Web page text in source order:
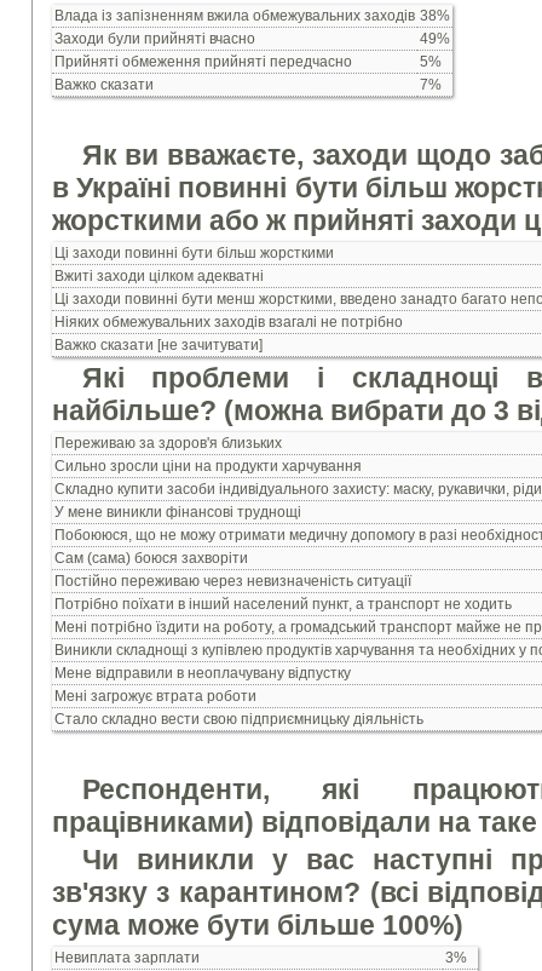
Влада із запізненням вжила обмежувальних заходів 38%
Заходи були прийняті вчасно
49%
Прийняті обмеження прийняті передчасно
5%
Важко сказати
7%
Як ви вважаєте, заходи щодо
в Україні повинні бути більш
жорсткими або ж прийняті заходи
Ці заходи повинні бути більш жорсткими
Вжиті заходи цілком адекватні
Ці заходи повинні бути менш жорсткими, введено занадто багато
Ніяких обмежувальних заходів взагалі не потрібно
Важко сказати [не зачитувати]
Які проблеми і складнощі
найбільше? (можна вибрати до 3
Переживаю за здоров'я близьких
Сильно зросли ціни на продукти харчування
Складно купити засоби індивідуального захисту: маску, рукавички,
У мене виникли фінансові труднощі
Побоююся, що не можу отримати медичну допомогу в разі
Сам (сама) боюся захворіти
Постійно переживаю через невизначеність ситуації
Потрібно поїхати в інший населений пункт, а транспорт не ходить
Мені потрібно їздити на роботу, а громадський транспорт майже не
Виникли складнощі з купівлею продуктів харчування та необхідних у
Мене відправили в неоплачувану відпустку
Мені загрожує втрата роботи
Стало складно вести свою підприємницьку діяльність
Респонденти, які
працівниками) відповідали на
Чи виникли у вас наступні
зв'язку з карантином? (всі
сума може бути більше 100%)
Невиплата зарплати
3%